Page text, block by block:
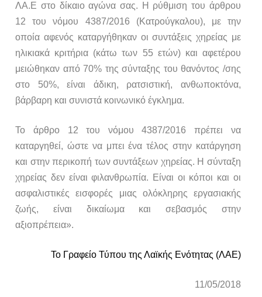
ΛΑ.Ε στο δίκαιο αγώνα σας. Η ρύθμιση του άρθρου
12 του νόμου 4387/2016 (Κατρούγκαλου), με την
οποία αφενός καταργήθηκαν οι συντάξεις χηρείας με
ηλικιακά κριτήρια (κάτω των 55 ετών) και αφετέρου
μειώθηκαν από 70% της σύνταξης του θανόντος /σης
στο 50%, είναι άδικη, ρατσιστική, ανθωποκτόνα,
βάρβαρη και συνιστά κοινωνικό έγκλημα.
Το άρθρο 12 του νόμου 4387/2016 πρέπει να
καταργηθεί, ώστε να μπει ένα τέλος στην κατάργηση
και στην περικοπή των συντάξεων χηρείας. Η σύνταξη
χηρείας δεν είναι φιλανθρωπία. Είναι οι κόποι και οι
ασφαλιστικές εισφορές μιας ολόκληρης εργασιακής
ζωής, είναι δικαίωμα και σεβασμός στην
αξιοπρέπεια».
Το Γραφείο Τύπου της Λαϊκής Ενότητας (ΛΑΕ)
11/05/2018